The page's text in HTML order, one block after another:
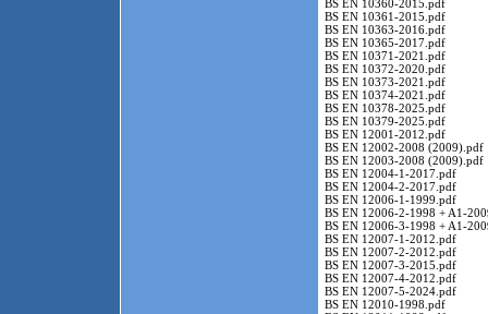
BS EN 10360-2015.pdf
BS EN 10361-2015.pdf
BS EN 10363-2016.pdf
BS EN 10365-2017.pdf
BS EN 10371-2021.pdf
BS EN 10372-2020.pdf
BS EN 10373-2021.pdf
BS EN 10374-2021.pdf
BS EN 10378-2025.pdf
BS EN 10379-2025.pdf
BS EN 12001-2012.pdf
BS EN 12002-2008 (2009).pdf
BS EN 12003-2008 (2009).pdf
BS EN 12004-1-2017.pdf
BS EN 12004-2-2017.pdf
BS EN 12006-1-1999.pdf
BS EN 12006-2-1998 + A1-
BS EN 12006-3-1998 + A1-
BS EN 12007-1-2012.pdf
BS EN 12007-2-2012.pdf
BS EN 12007-3-2015.pdf
BS EN 12007-4-2012.pdf
BS EN 12007-5-2024.pdf
BS EN 12010-1998.pdf